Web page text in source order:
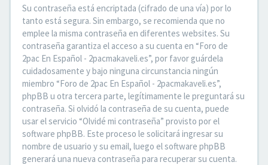
Su contraseña está encriptada (cifrado de una vía) por lo
tanto está segura. Sin embargo, se recomienda que no
emplee la misma contraseña en diferentes websites. Su
contraseña garantiza el acceso a su cuenta en “Foro de
2pac En Español - 2pacmakaveli.es”, por favor guárdela
cuidadosamente y bajo ninguna circunstancia ningún
miembro “Foro de 2pac En Español - 2pacmakaveli.es”,
phpBB u otra tercera parte, legítimamente le preguntará su
contraseña. Si olvidó la contraseña de su cuenta, puede
usar el servicio “Olvidé mi contraseña” provisto por el
software phpBB. Este proceso le solicitará ingresar su
nombre de usuario y su email, luego el software phpBB
generará una nueva contraseña para recuperar su cuenta.